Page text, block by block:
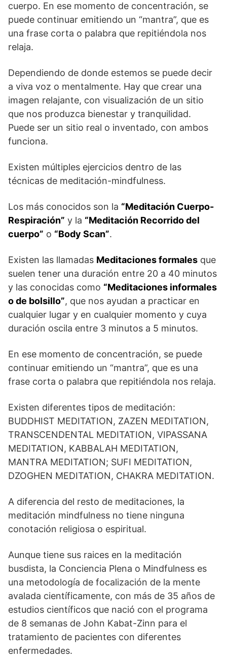
cuerpo. En ese momento de concentración, se
puede continuar emitiendo un “mantra”, que es
una frase corta o palabra que repitiéndola nos
relaja.
Dependiendo de donde estemos se puede decir
a viva voz o mentalmente. Hay que crear una
imagen relajante, con visualización de un sitio
que nos produzca bienestar y tranquilidad.
Puede ser un sitio real o inventado, con ambos
funciona.
Existen múltiples ejercicios dentro de las
técnicas de meditación-mindfulness.
Los más conocidos son la “Meditación Cuerpo-
Respiración” y la “Meditación Recorrido del
cuerpo” o “Body Scan”.
Existen las llamadas Meditaciones formales que
suelen tener una duración entre 20 a 40 minutos
y las conocidas como “Meditaciones informales
o de bolsillo”, que nos ayudan a practicar en
cualquier lugar y en cualquier momento y cuya
duración oscila entre 3 minutos a 5 minutos.
En ese momento de concentración, se puede
continuar emitiendo un “mantra”, que es una
frase corta o palabra que repitiéndola nos relaja.
Existen diferentes tipos de meditación:
BUDDHIST MEDITATION, ZAZEN MEDITATION,
TRANSCENDENTAL MEDITATION, VIPASSANA
MEDITATION, KABBALAH MEDITATION,
MANTRA MEDITATION; SUFI MEDITATION,
DZOGHEN MEDITATION, CHAKRA MEDITATION.
A diferencia del resto de meditaciones, la
meditación mindfulness no tiene ninguna
conotación religiosa o espiritual.
Aunque tiene sus raices en la meditación
busdista, la Conciencia Plena o Mindfulness es
una metodología de focalización de la mente
avalada científicamente, con más de 35 años de
estudios científicos que nació con el programa
de 8 semanas de John Kabat-Zinn para el
tratamiento de pacientes con diferentes
enfermedades.